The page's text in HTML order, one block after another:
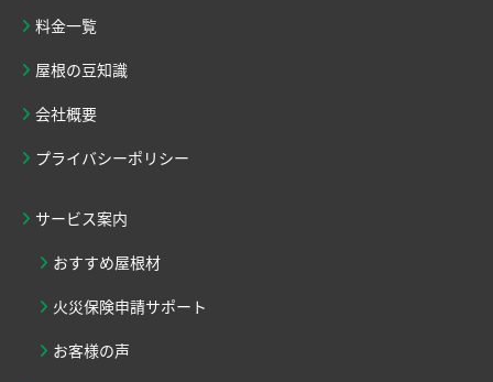
料金一覧
屋根の豆知識
会社概要
プライバシーポリシー
サービス案内
おすすめ屋根材
火災保険申請サポート
お客様の声